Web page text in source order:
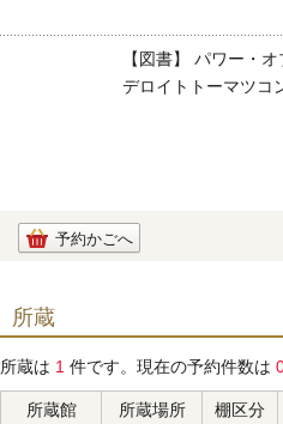
【図書】 パワー・
デロイトトーマツコ
予約かごへ
所蔵
所蔵は 1 件です。現在の予約件数は
所蔵館 所蔵場所 棚区分